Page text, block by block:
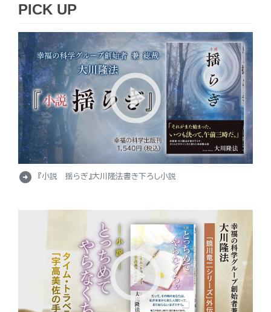
PICK UP
arrow_circle_right 『小説 揺らぎ』大川隆法書き下ろし小説